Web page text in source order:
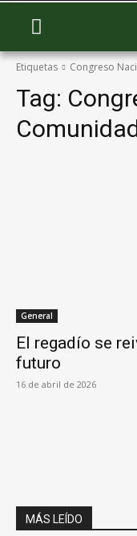
Etiquetas Congreso
Tag:
General
El regadío se
futuro
16 de abril de 2026
MÁS LEÍDO